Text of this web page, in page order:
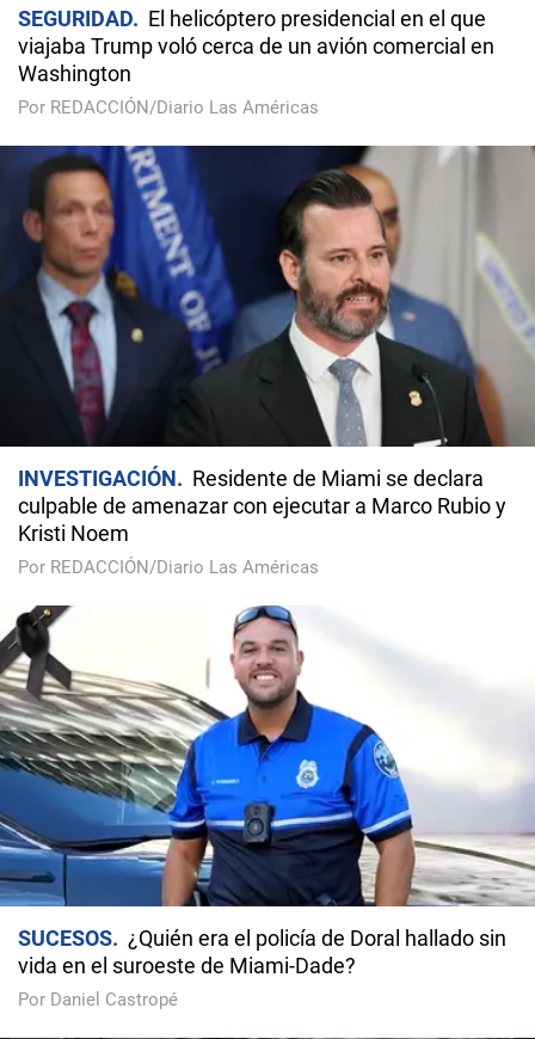
SEGURIDAD
El helicóptero presidencial en el que
viajaba Trump voló cerca de un avión comercial en
Washington
Por REDACCIÓN/Diario Las Américas
INVESTIGACIÓN
Residente de Miami se declara
culpable de amenazar con ejecutar a Marco Rubio y
Kristi Noem
Por REDACCIÓN/Diario Las Américas
SUCESOS
¿Quién era el policía de Doral hallado sin
vida en el suroeste de Miami-Dade?
Por Daniel Castropé